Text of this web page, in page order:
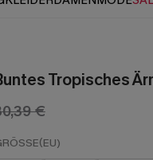
Tropisches
€